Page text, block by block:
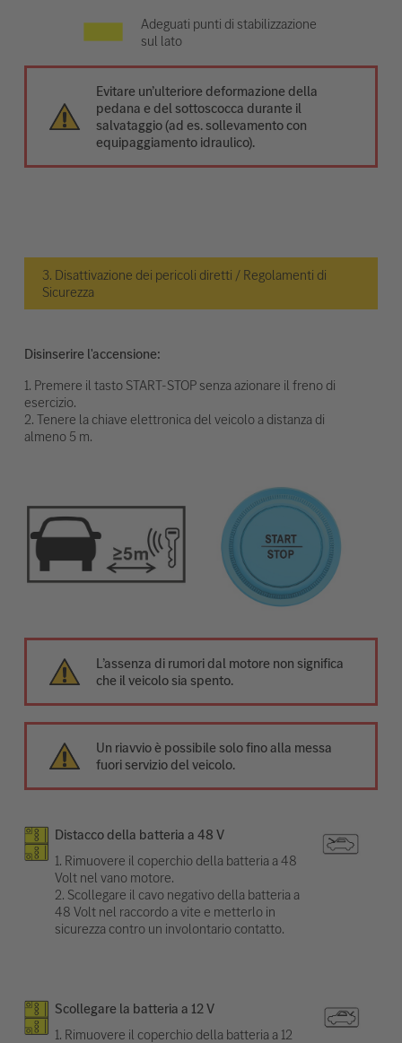
Adeguati punti di stabilizzazione
sul lato
Evitare un’ulteriore deformazione della
pedana e del sottoscocca durante il
salvataggio (ad es. sollevamento con
equipaggiamento idraulico).
3. Disattivazione dei pericoli diretti / Regolamenti di
Sicurezza
Disinserire l'accensione:
1. Premere il tasto START-STOP senza azionare il freno di
esercizio.
2. Tenere la chiave elettronica del veicolo a distanza di
almeno 5 m.
L’assenza di rumori dal motore non significa
che il veicolo sia spento.
Un riavvio è possibile solo fino alla messa
fuori servizio del veicolo.
Distacco della batteria a 48 V
1. Rimuovere il coperchio della batteria a 48
Volt nel vano motore.
2. Scollegare il cavo negativo della batteria a
48 Volt nel raccordo a vite e metterlo in
sicurezza contro un involontario contatto.
Scollegare la batteria a 12 V
1. Rimuovere il coperchio della batteria a 12